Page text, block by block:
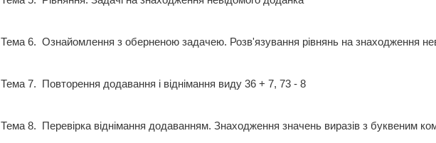
Тема 6. Ознайомлення з оберненою задачею. Розв'язування рівнянь на знаходження
Тема 7. Повторення додавання і віднімання виду 36 + 7, 73 - 8
Тема 8. Перевірка віднімання додаванням. Знаходження значень виразів з буквеним